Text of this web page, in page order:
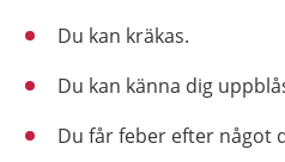
Du kan kräkas.
Du kan känna dig
Du får feber efter något